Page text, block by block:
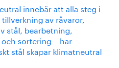
innebär att alla steg i
av råvaror,
stål, bearbetning,
sortering – har
stål skapar klimatneutral